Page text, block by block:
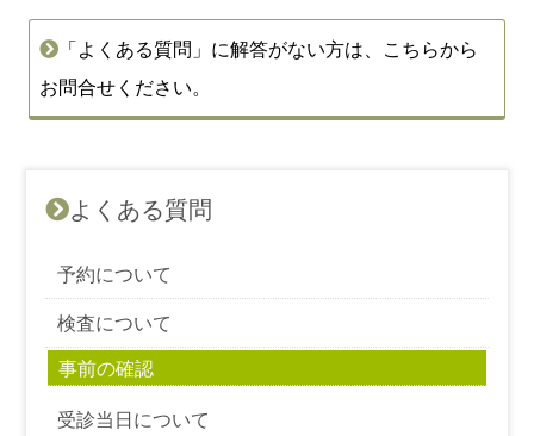
「よくある質問」に解答がない方は、こちらから
お問合せください。
よくある質問
予約について
検査について
事前の確認
受診当日について